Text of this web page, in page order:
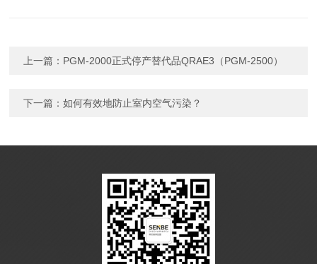
上一篇： PGM-2000正式停产替代品QRAE3（PGM-2500）
下一篇：如何有效地防止室内空气污染？